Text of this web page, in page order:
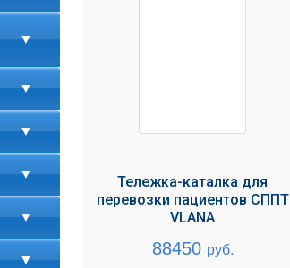
▼
▼
▼
▼
▼
▼
Тележка-каталка для
перевозки пациентов СППТ
VLANA
88450 руб.